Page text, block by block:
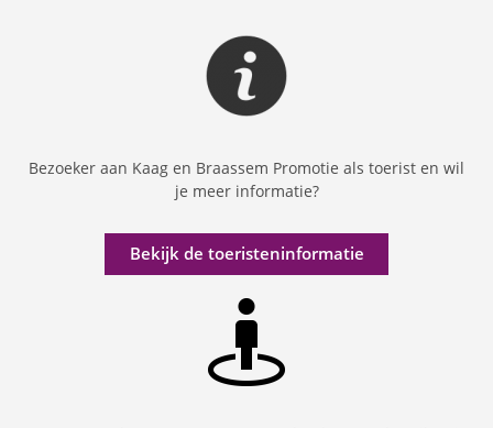
Bezoeker aan Kaag en Braassem Promotie als toerist en wil
je meer informatie?
Bekijk de toeristeninformatie